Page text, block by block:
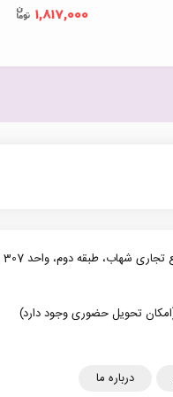
1,817,000
درباره ما